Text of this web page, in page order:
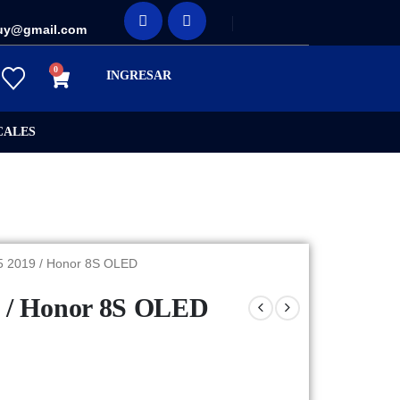
0 INGRESAR
2019 / Honor 8S OLED
Honor 8S OLED